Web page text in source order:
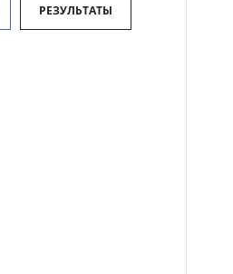
РЕЗУЛЬТАТЫ